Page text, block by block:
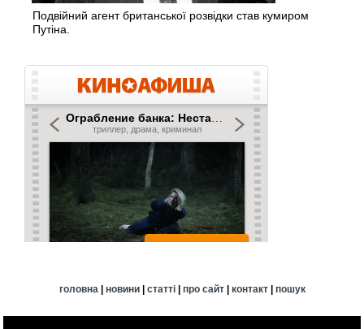
Подвійний агент британської розвідки став кумиром
Путіна.
головна | новини| статті| про сайт| контакт| пошук